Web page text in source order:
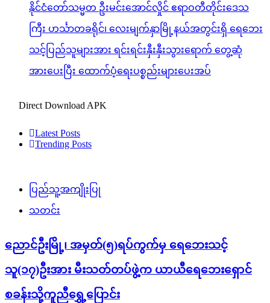
နိုင်ငံတော်သမ္မတ ဦးမင်းအောင်လှိုင် ဧရာဝတီတိုင်းဒေသ
ကြီး ဟင်္သာတခရိုင်၊ လေးမျက်နှာမြို့နယ်အတွင်းရှိ ရေဘေး
သင့်ပြည်သူများအား ရင်းရင်းနှီးနှီးသွားရောက် တွေ့ဆုံ
အားပေးပြီး ထောက်ပံ့ရေးပစ္စည်းများပေးအပ်
Direct Download APK
Latest Posts
Trending Posts
ပြည်သူ့အကျိုးပြု
သတင်း
ညောင်ဦးမြို့၊ အမှတ်(၅)ရပ်ကွက်မှ ရေဘေးသင့်
သူ(၁၇)ဦးအား မီးသတ်တပ်ဖွဲ့က ယာယီရေဘေးရှောင်
စခန်းသို့ကူညီရွှေ့ပြောင်း